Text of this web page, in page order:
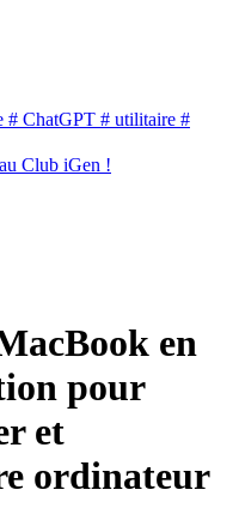
# ChatGPT # utilitaire #
Club iGen !
en
pour
et
ordinateur